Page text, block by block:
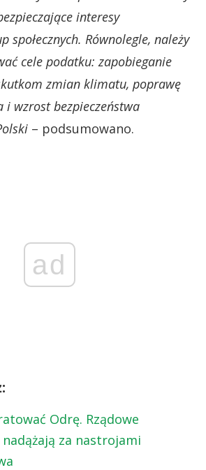
interesy
społecznych. Równolegle, należy
cele podatku: zapobieganie
zmian klimatu, poprawę
i wzrost bezpieczeństwa
– podsumowano.
ad
Odrę. Rządowe
nadążają za nastrojami